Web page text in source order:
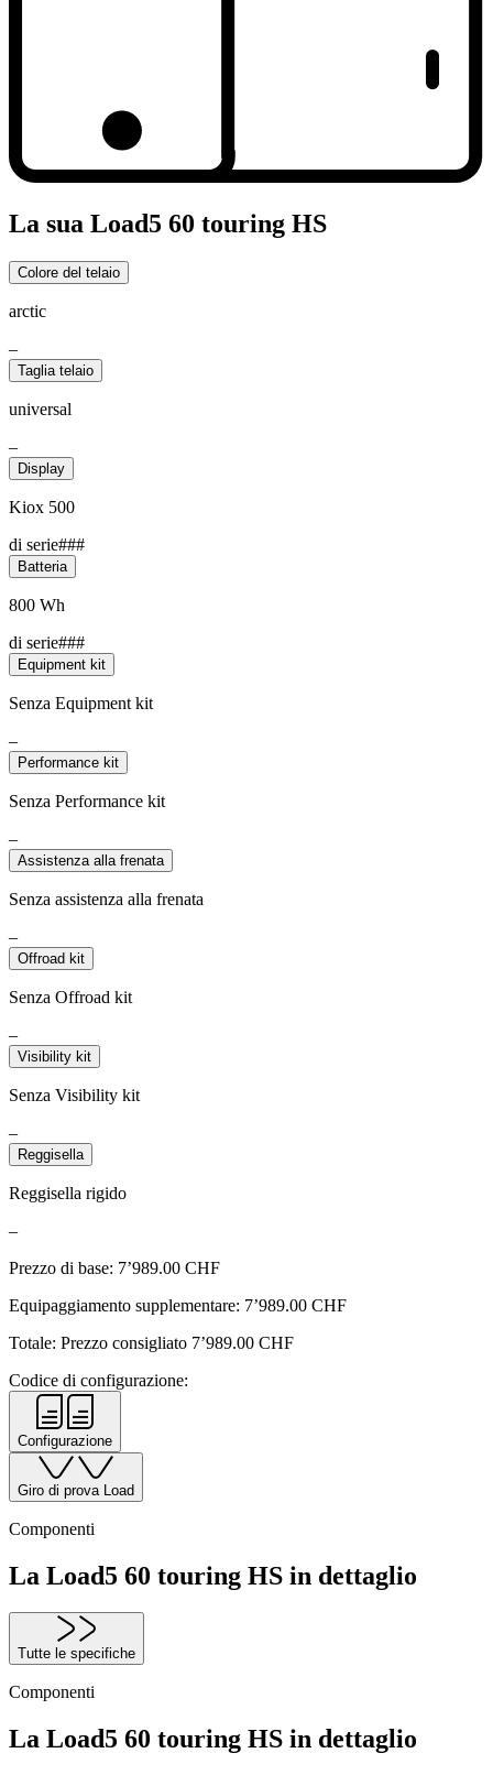
La sua Load5 60 touring HS
Colore del telaio
arctic
–
Taglia telaio
universal
–
Display
Kiox 500
di serie###
Batteria
800 Wh
di serie###
Equipment kit
Senza Equipment kit
–
Performance kit
Senza Performance kit
–
Assistenza alla frenata
Senza assistenza alla frenata
–
Offroad kit
Senza Offroad kit
–
Visibility kit
Senza Visibility kit
–
Reggisella
Reggisella rigido
–
Prezzo di base: 7’989.00 CHF
Equipaggiamento supplementare: 7’989.00 CHF
Totale: Prezzo consigliato 7’989.00 CHF
Codice di configurazione:
Configurazione
Giro di prova Load
Componenti
La Load5 60 touring HS in dettaglio
Tutte le specifiche
Componenti
La Load5 60 touring HS in dettaglio